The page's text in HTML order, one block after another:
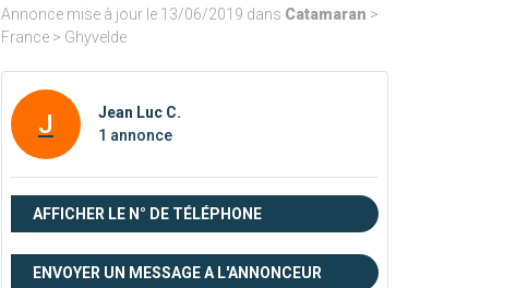
Annonce mise à jour le 13/06/2019 dans Catamaran >
France > Ghyvelde
J
Jean Luc C.
1 annonce
AFFICHER LE N° DE TÉLÉPHONE
ENVOYER UN MESSAGE A L'ANNONCEUR